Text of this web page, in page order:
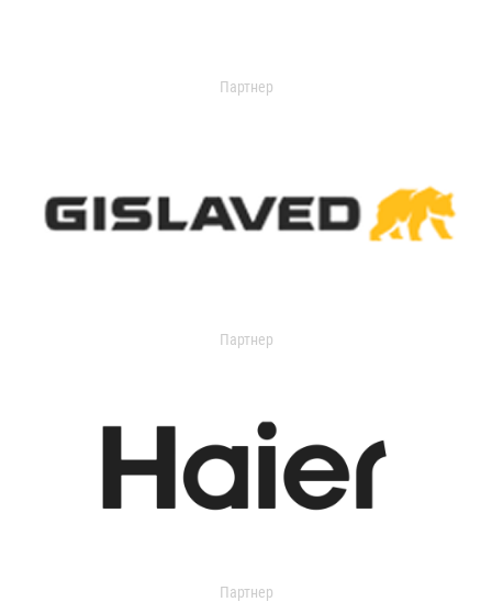
Партнер
Партнер
Партнер